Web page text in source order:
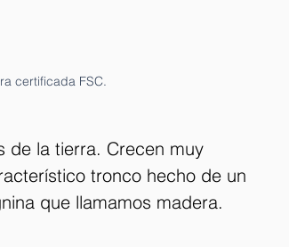
certificada FSC.
de la tierra. Crecen muy
tronco hecho de un
que llamamos madera.